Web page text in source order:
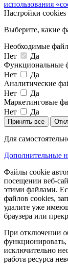
использования
Настройки cookies
Выберите, какие
Необходимые
Нет
Да
Функциональные
Нет
Да
Аналитические
Нет
Да
Маркетинговые
Нет
Да
Принять все
Для
Дополнительные
Файлы cookie
посещении веб-
этими файлами.
файлов cookies,
удалите уже
браузера или
При отключении
функционировать,
исключительно
работа ресурса